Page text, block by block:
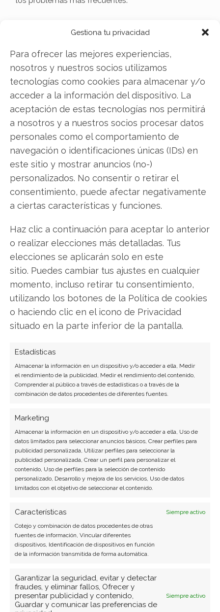
Gestiona tu privacidad
Para ofrecer las mejores experiencias,
nosotros y nuestros socios utilizamos
tecnologías como cookies para almacenar y/o
acceder a la información del dispositivo. La
aceptación de estas tecnologías nos permitirá
a nosotros y a nuestros socios procesar datos
personales como el comportamiento de
navegación o identificaciones únicas (IDs) en
este sitio y mostrar anuncios (no-)
personalizados. No consentir o retirar el
consentimiento, puede afectar negativamente
a ciertas características y funciones.
Haz clic a continuación para aceptar lo anterior
o realizar elecciones más detalladas. Tus
elecciones se aplicarán solo en este
sitio. Puedes cambiar tus ajustes en cualquier
momento, incluso retirar tu consentimiento,
utilizando los botones de la Política de cookies
o haciendo clic en el icono de Privacidad
situado en la parte inferior de la pantalla.
Estadísticas
Almacenar la información en un dispositivo y/o acceder a ella, Medir
el rendimiento de la publicidad, Medir el rendimiento del contenido,
Comprender al público a través de estadísticas o a través de la
combinación de datos procedentes de diferentes fuentes.
Marketing
Almacenar la información en un dispositivo y/o acceder a ella, Uso de
datos limitados para seleccionar anuncios básicos, Crear perfiles para
publicidad personalizada, Utilizar perfiles para seleccionar la
publicidad personalizada, Crear un perfil para personalizar el
contenido, Uso de perfiles para la selección de contenido
personalizado, Desarrollo y mejora de los servicios, Uso de datos
limitados con el objetivo de seleccionar el contenido.
Características
Siempre activo
Cotejo y combinación de datos procedentes de otras
fuentes de información, Vincular diferentes
dispositivos, Identificación de dispositivos en función
de la información transmitida de forma automática.
Garantizar la seguridad, evitar y detectar
fraudes, y eliminar fallos, Ofrecer y
presentar publicidad y contenido,
Guardar y comunicar las preferencias de
Siempre activo
El virus Ransomware
En este post conoceremos todo acerca el
Ransomware, ese tipo de virus tan problemático
capaz de paralizar nuestro trabajo si no pagamos
un rescate.
Samsung Kies ¿Para qué
sirve?
Conoce todos los beneficios de Samsung Kies, la
herramienta oficial para sincronizar y transferir
archivos y contactos de un celular Samsung.
Megapost RSS
En este post conoceremos todo acerca del RSS,
la forma de estar informados con lo que más nos
interesa de la manera más sencilla y práctica.
Convertir PDF: Todos los
formatos
diferentes tipos de archivos PDF para no perder
Impresoras de inyección o
chorro de tinta
En este post, conoceremos las partes de una
impresora de chorro de tinta y como trabajan
juntas, así como los cartuchos y papeles que usan.
Cómo limpiar el disco duro
En este post conoceremos cómo limpiar un disco
duro y todas las ventajas que nos puede ofrecer el
mantenimiento correcto de la PC.
nitrógeno
En este post conoceremos las ventajas y